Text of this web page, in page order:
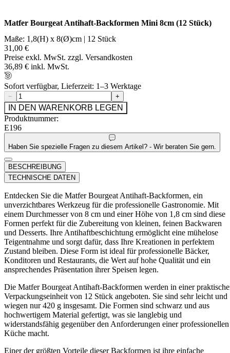
Matfer Bourgeat Antihaft-Backformen Mini 8cm (12 Stück)
Maße: 1,8(H) x 8(Ø)cm | 12 Stück
31,00 €
Preise exkl. MwSt. zzgl. Versandkosten
36,89 € inkl. MwSt.
Sofort verfügbar, Lieferzeit: 1–3 Werktage
− +
IN DEN WARENKORB LEGEN
Produktnummer:
E196
Haben Sie spezielle Fragen zu diesem Artikel? - Wir beraten Sie gern.
BESCHREIBUNG
TECHNISCHE DATEN
Entdecken Sie die Matfer Bourgeat Antihaft-Backformen, ein
unverzichtbares Werkzeug für die professionelle Gastronomie. Mit
einem Durchmesser von 8 cm und einer Höhe von 1,8 cm sind diese
Formen perfekt für die Zubereitung von kleinen, feinen Backwaren
und Desserts. Ihre Antihaftbeschichtung ermöglicht eine mühelose
Teigentnahme und sorgt dafür, dass Ihre Kreationen in perfektem
Zustand bleiben. Diese Form ist ideal für professionelle Bäcker,
Konditoren und Restaurants, die Wert auf hohe Qualität und ein
ansprechendes Präsentation ihrer Speisen legen.
Die Matfer Bourgeat Antihaft-Backformen werden in einer
Verpackungseinheit von 12 Stück angeboten. Sie sind sehr leicht und
wiegen nur 420 g insgesamt. Die Formen sind schwarz und aus
hochwertigem Material gefertigt, was sie langlebig und
widerstandsfähig gegenüber den Anforderungen einer professionellen
Küche macht.
Einer der größten Vorteile dieser Backformen ist ihre einfache